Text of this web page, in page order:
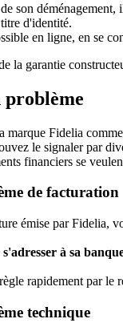
son
d'identité.
en ligne, en se
la garantie
Fidelia
le signaler par
financiers se
de facturation
émise par Fidelia,
s'adresser à sa
rapidement par le
technique